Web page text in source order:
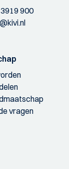
900
vragen